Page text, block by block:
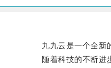
九九云是一个全新的
随着科技的不断进步